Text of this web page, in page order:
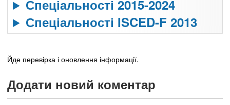
Спеціальності 2015-2024
Спеціальності ISCED-F 2013
Йде перевірка і оновлення інформації.
Додати новий коментар